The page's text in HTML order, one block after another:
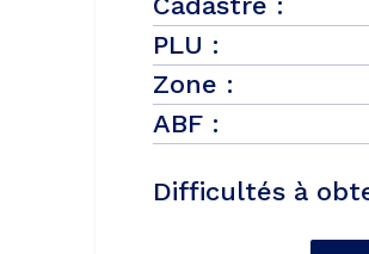
PLU :
Zone :
ABF :
Difficultés à